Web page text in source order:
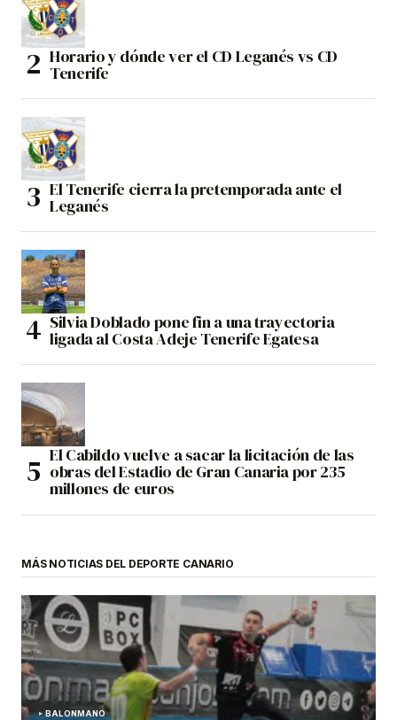
Horario y dónde ver el CD Leganés vs CD
Tenerife
El Tenerife cierra la pretemporada ante el
Leganés
Silvia Doblado pone fin a una trayectoria
ligada al Costa Adeje Tenerife Egatesa
El Cabildo vuelve a sacar la licitación de las
obras del Estadio de Gran Canaria por 235
millones de euros
MÁS NOTICIAS DEL DEPORTE CANARIO
BALONMANO